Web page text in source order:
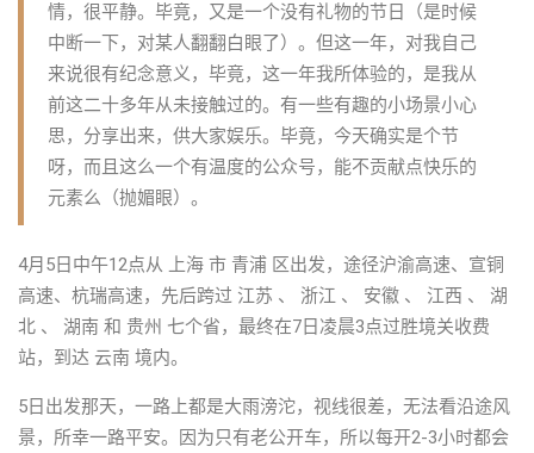
情，很平静。毕竟，又是一个没有礼物的节日（是时候
中断一下，对某人翻翻白眼了）。但这一年，对我自己
来说很有纪念意义，毕竟，这一年我所体验的，是我从
前这二十多年从未接触过的。有一些有趣的小场景小心
思，分享出来，供大家娱乐。毕竟，今天确实是个节
呀，而且这么一个有温度的公众号，能不贡献点快乐的
元素么（抛媚眼）。
4月5日中午12点从 上海 市 青浦 区出发，途径沪渝高速、宣铜
高速、杭瑞高速，先后跨过 江苏 、 浙江 、 安徽 、 江西 、 湖
北 、 湖南 和 贵州 七个省，最终在7日凌晨3点过胜境关收费
站，到达 云南 境内。
5日出发那天，一路上都是大雨滂沱，视线很差，无法看沿途风
景，所幸一路平安。因为只有老公开车，所以每开2-3小时都会